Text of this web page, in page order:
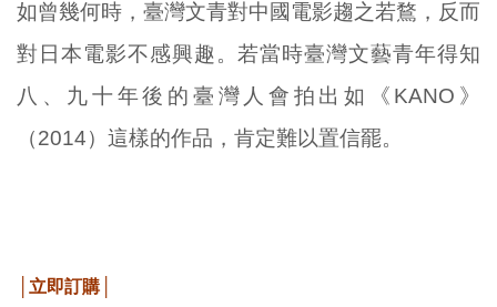
如曾幾何時，臺灣文青對中國電影趨之若鶩，反而
對日本電影不感興趣。若當時臺灣文藝青年得知
八、九十年後的臺灣人會拍出如《KANO》
（2014）這樣的作品，肯定難以置信罷。
│立即訂購│